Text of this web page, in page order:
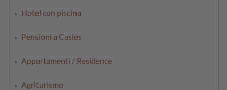
Hotel con piscina
Pensioni a Casies
Appartamenti / Residence
Agriturismo